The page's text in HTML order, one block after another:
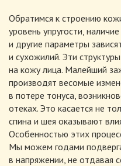
Обратимся к строению
уровень упругости,
и другие параметры
и сухожилий. Эти
на кожу лица. Малейший
производят весомые
в потере тонуса,
отеках. Это касается не
спина и шея оказывают
Особенностью этих
Мы можем годами
в напряжении, не отдавая